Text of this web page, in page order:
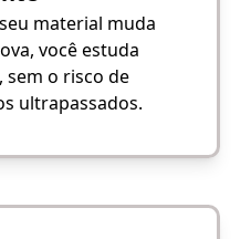
material muda
você estuda
sem o risco de
ultrapassados.